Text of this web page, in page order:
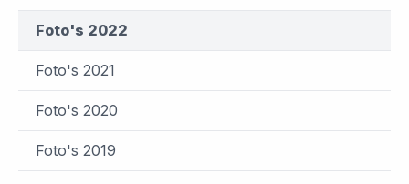
Foto's 2022
Foto's 2021
Foto's 2020
Foto's 2019